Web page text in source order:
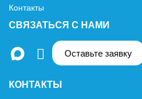
Контакты
СВЯЗАТЬСЯ С НАМИ
Оставьте заявку
КОНТАКТЫ